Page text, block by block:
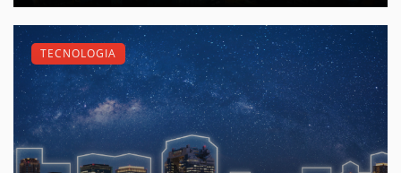
TECNOLOGIA